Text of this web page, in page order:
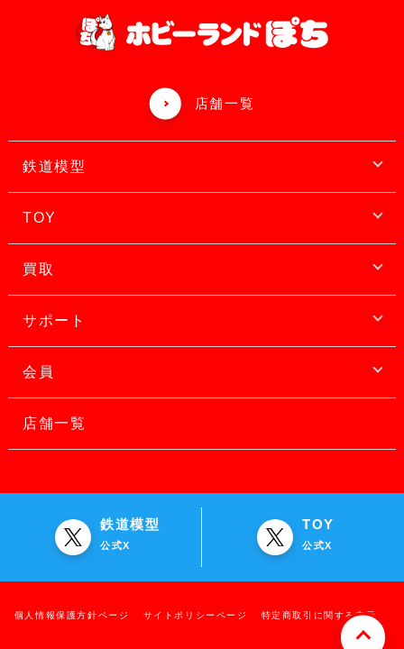
店舗一覧
鉄道模型
TOY
買取
サポート
会員
店舗一覧
鉄道模型
公式X
TOY
公式X
個人情報保護方針ページ サイトポリシーページ 特定商取引に関する表示